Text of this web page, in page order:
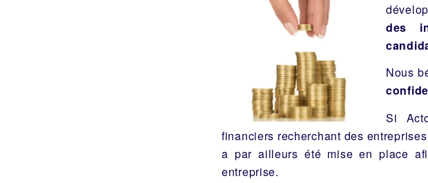
des
Nous
Si
financiers recherchant des
a par ailleurs été mise en place
entreprise.